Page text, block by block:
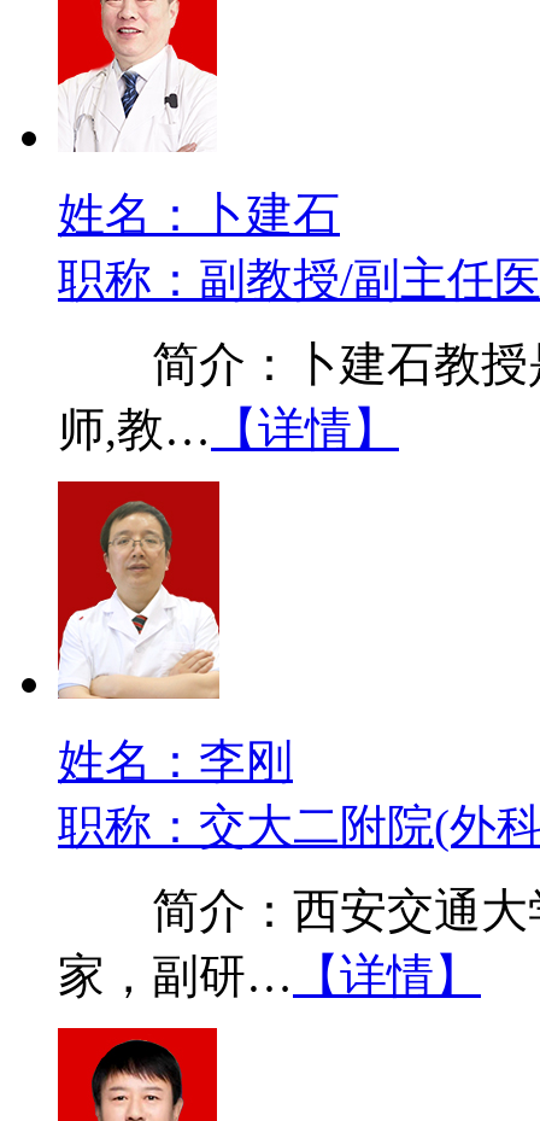
姓名：卜建石
职称：副教授/副主任
简介：卜建石教授
师,教… 【详情】
姓名：李刚
职称：交大二附院(外
简介：西安交通大
家，副研… 【详情】